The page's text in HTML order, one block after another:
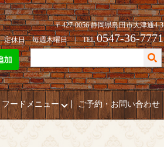
〒427-0056 静岡県島田市大津通4-3
定休日 毎週木曜日 | TEL0547-36-7771
フードメニュー ご予約・お問い合わせ